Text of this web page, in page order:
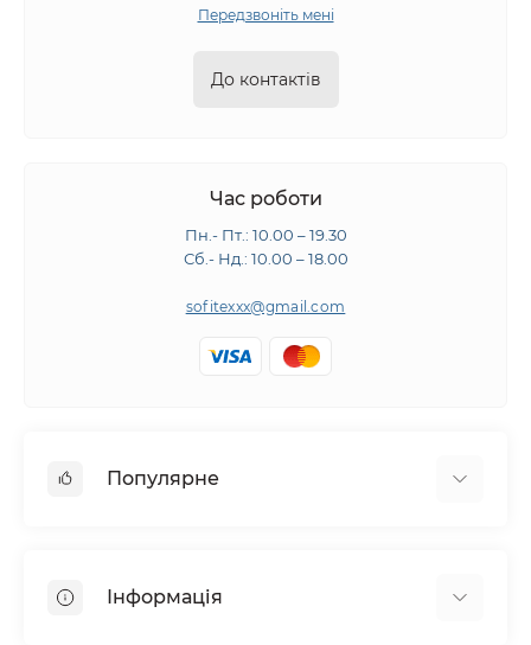
Передзвоніть мені
До контактів
Час роботи
Пн.- Пт.: 10.00 – 19.30
Сб.- Нд.: 10.00 – 18.00
sofitexxx@gmail.com
Популярне
Розкрійне обладнання
Інформація